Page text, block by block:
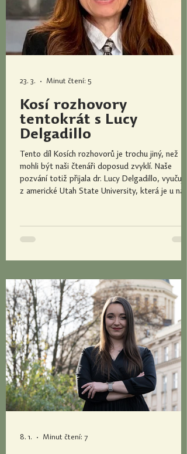
Kosí rozhovory
tentokrát s Lucy
Delgadillo
Tento díl Kosích rozhovorů je trochu jiný, než
mohli být naši čtenáři doposud zvyklí. Naše
pozvání totiž přijala dr. Lucy Delgadillo, vyučující
z americké Utah State University, která je u nás
předmětu Finanční gramotnost. Rozhovor níže je
v angličtině. Can you briefly introduce yourself,
23. 3. Minut čtení: 5
8. 1. Minut čtení: 7